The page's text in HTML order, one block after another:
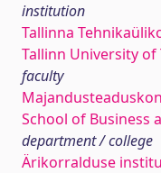
institution
Tallinna
Tallinn University of
faculty
School of Business
department / college
Ärikorralduse